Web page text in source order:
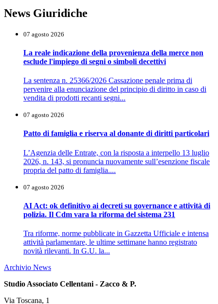
News Giuridiche
07 agosto 2026
La reale indicazione della provenienza della merce non
esclude l'impiego di segni o simboli decettivi
La sentenza n. 25366/2026 Cassazione penale prima di
pervenire alla enunciazione del principio di diritto in caso di
vendita di prodotti recanti segni...
07 agosto 2026
Patto di famiglia e riserva al donante di diritti particolari
L’Agenzia delle Entrate, con la risposta a interpello 13 luglio
2026, n. 143, si pronuncia nuovamente sull’esenzione fiscale
propria del patto di famiglia....
07 agosto 2026
AI Act: ok definitivo ai decreti su governance e attività di
polizia. Il Cdm vara la riforma del sistema 231
Tra riforme, norme pubblicate in Gazzetta Ufficiale e intensa
attività parlamentare, le ultime settimane hanno registrato
novità rilevanti. In G.U. la...
Archivio News
Studio Associato Cellentani - Zacco & P.
Via Toscana, 1